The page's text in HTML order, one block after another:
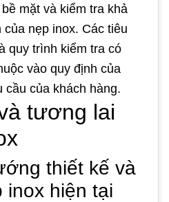
mặt và kiểm tra khả
nẹp inox. Các tiêu
quy trình kiểm tra có
vào quy định của
cầu của khách hàng.
tương lai
thiết kế và
inox hiện tại